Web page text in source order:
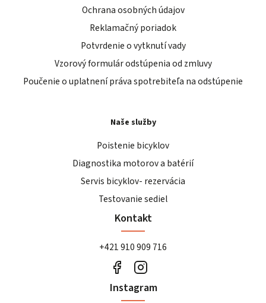
Ochrana osobných údajov
Reklamačný poriadok
Potvrdenie o vytknutí vady
Vzorový formulár odstúpenia od zmluvy
Poučenie o uplatnení práva spotrebiteľa na odstúpenie
Naše služby
Poistenie bicyklov
Diagnostika motorov a batérií
Servis bicyklov- rezervácia
Testovanie sediel
Kontakt
+421 910 909 716
Instagram